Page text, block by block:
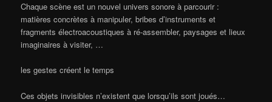
Chaque scène est un nouvel univers sonore à parcourir :
matières concrètes à manipuler, bribes d’instruments et
fragments électroacoustiques à ré-assembler, paysages et lieux
imaginaires à visiter, …
les gestes créent le temps
Ces objets invisibles n’existent que lorsqu’ils sont joués…